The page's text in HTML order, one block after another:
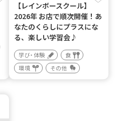
【レインボースクール】
2026年 お店で順次開催！あ
なたのくらしにプラスにな
る、楽しい学習会♪
学び・体験
食
環境
その他